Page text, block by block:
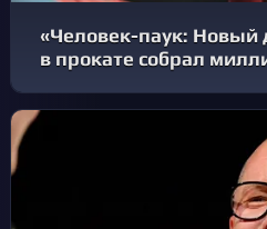
«Человек-паук: Новый
в прокате собрал